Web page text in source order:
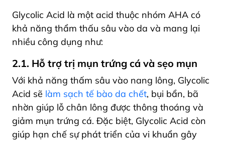
Glycolic Acid là một acid thuộc nhóm AHA có
khả năng thẩm thấu sâu vào da và mang lại
nhiều công dụng như:
2.1. Hỗ trợ trị mụn trứng cá và sẹo mụn
Với khả năng thấm sâu vào nang lông, Glycolic
Acid sẽ làm sạch tế bào da chết, bụi bẩn, bã
nhờn giúp lỗ chân lông được thông thoáng và
giảm mụn trứng cá. Đặc biệt, Glycolic Acid còn
giúp hạn chế sự phát triển của vi khuẩn gây